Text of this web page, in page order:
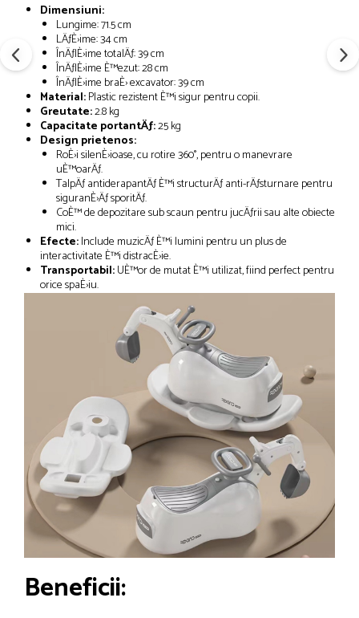
Dimensiuni:
Lungime: 71.5 cm
LÄƒÈ›ime: 34 cm
ÎnÄƒlÈ›ime totalÄƒ: 39 cm
ÎnÄƒlÈ›ime È™ezut: 28 cm
ÎnÄƒlÈ›ime braÈ› excavator: 39 cm
Material:Plastic rezistent È™i sigur pentru copii.
Greutate:2.8 kg
Capacitate portantÄƒ:25 kg
Design prietenos:
RoÈ›i silenÈ›ioase, cu rotire 360°, pentru o manevrare
uÈ™oarÄƒ.
TalpÄƒ antiderapantÄƒ È™i structurÄƒ anti-rÄƒsturnare pentru
siguranÈ›Äƒ sporitÄƒ.
CoÈ™ de depozitare sub scaun pentru jucÄƒrii sau alte obiecte
mici.
Efecte:Include muzicÄƒ È™i lumini pentru un plus de
interactivitate È™i distracÈ›ie.
Transportabil:UÈ™or de mutat È™i utilizat, fiind perfect pentru
orice spaÈ›iu.
Beneficii: